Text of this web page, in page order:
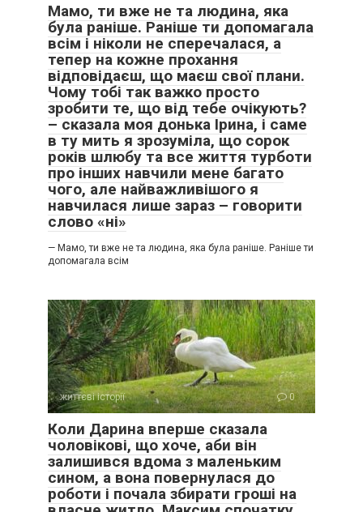
Мамо, ти вже не та людина, яка
була раніше. Раніше ти допомагала
всім і ніколи не сперечалася, а
тепер на кожне прохання
відповідаєш, що маєш свої плани.
Чому тобі так важко просто
зробити те, що від тебе очікують?
– сказала моя донька Ірина, і саме
в ту мить я зрозуміла, що сорок
років шлюбу та все життя турботи
про інших навчили мене багато
чого, але найважливішого я
навчилася лише зараз – говорити
слово «ні»
— Мамо, ти вже не та людина, яка була раніше. Раніше ти
допомагала всім
життєві історії 0
Коли Дарина вперше сказала
чоловікові, що хоче, аби він
залишився вдома з маленьким
сином, а вона повернулася до
роботи і почала збирати гроші на